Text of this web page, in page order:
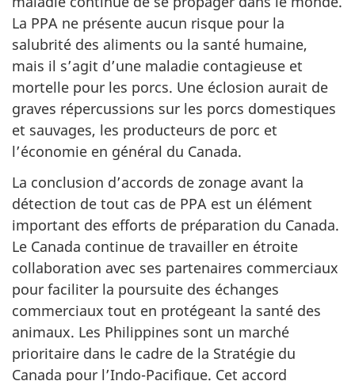
La PPA ne présente aucun risque pour la
salubrité des aliments ou la santé humaine,
mais il s’agit d’une maladie contagieuse et
mortelle pour les porcs. Une éclosion aurait de
graves répercussions sur les porcs domestiques
et sauvages, les producteurs de porc et
l’économie en général du Canada.
La conclusion d’accords de zonage avant la
détection de tout cas de PPA est un élément
important des efforts de préparation du Canada.
Le Canada continue de travailler en étroite
collaboration avec ses partenaires commerciaux
pour faciliter la poursuite des échanges
commerciaux tout en protégeant la santé des
animaux. Les Philippines sont un marché
prioritaire dans le cadre de la Stratégie du
Canada pour l’Indo-Pacifique. Cet accord